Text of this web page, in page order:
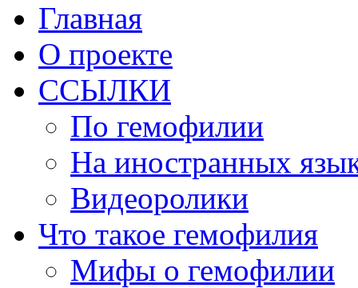
Главная
О проекте
ССЫЛКИ
По гемофилии
На иностранных
Видеоролики
Что такое гемофилия
Мифы о гемофилии